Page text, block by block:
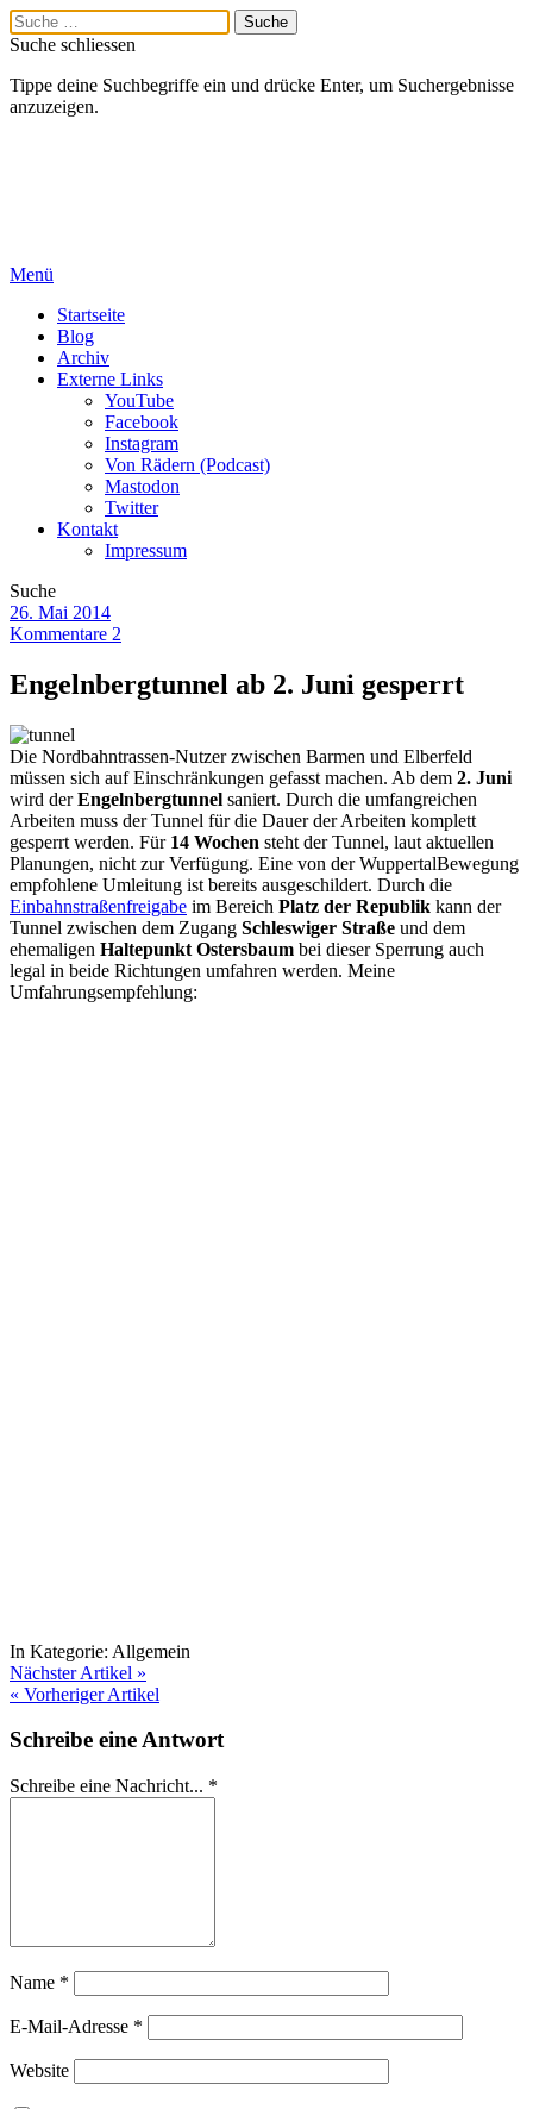
Suche schliessen
Tippe deine Suchbegriffe ein und drücke Enter, um Suchergebnisse
anzuzeigen.
Menü
Startseite
Blog
Archiv
Externe Links
YouTube
Facebook
Instagram
Von Rädern (Podcast)
Mastodon
Twitter
Kontakt
Impressum
Suche
26. Mai 2014
Kommentare 2
Engelnbergtunnel ab 2. Juni gesperrt
Die Nordbahntrassen-Nutzer zwischen Barmen und Elberfeld
müssen sich auf Einschränkungen gefasst machen. Ab dem 2. Juni
wird derEngelnbergtunnel saniert. Durch die umfangreichen
Arbeiten muss der Tunnel für die Dauer der Arbeiten komplett
gesperrt werden. Für 14 Wochen steht der Tunnel, laut aktuellen
Planungen, nicht zur Verfügung. Eine von der WuppertalBewegung
empfohlene Umleitung ist bereits ausgeschildert. Durch die
Einbahnstraßenfreigabe im Bereich Platz der Republik kann der
Tunnel zwischen dem Zugang Schleswiger Straße und dem
ehemaligen Haltepunkt Ostersbaum bei dieser Sperrung auch
legal in beide Richtungen umfahren werden. Meine
Umfahrungsempfehlung:
In Kategorie: Allgemein
Nächster Artikel »
« Vorheriger Artikel
Schreibe eine Antwort
Schreibe eine Nachricht... *
Name *
E-Mail-Adresse *
Website